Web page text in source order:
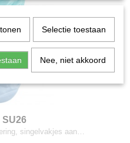
singelvakjes aan…
Selectie toestaan
Nee, niet akkoord